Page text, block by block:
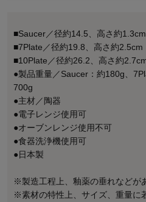
■Saucer／径約14.5、高さ約1.3cm
■7Plate／径約19.8、高さ約2.5cm
■10Plate／径約26.2、高さ約
●製品重量／Saucer：約180g、
700g
●主材／陶器
●電子レンジ使用可
●オーブンレンジ使用不可
●食器洗浄機使用可
●日本製
※製造工程上、釉薬の垂れなどが
※素材の特性上、サイズ、重量に